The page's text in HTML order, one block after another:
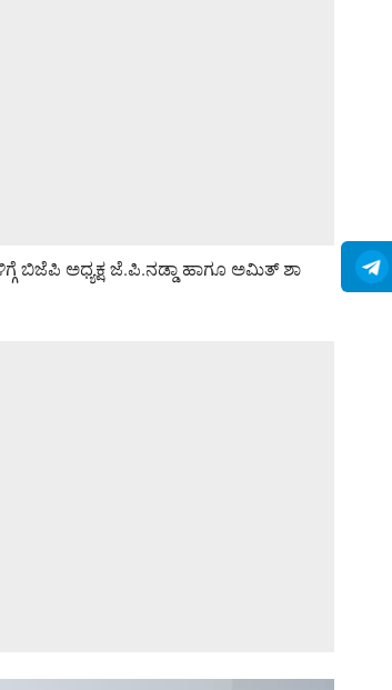
ಬಿಜೆಪಿ ಅಧ್ಯಕ್ಷ ಜೆ.ಪಿ.ನಡ್ಡಾ ಹಾಗೂ ಅಮಿತ್ ಶಾ